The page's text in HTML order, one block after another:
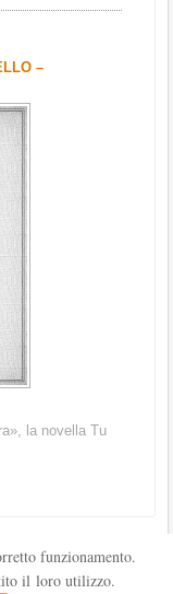
–
la novella Tu
funzionamento.
il loro utilizzo.